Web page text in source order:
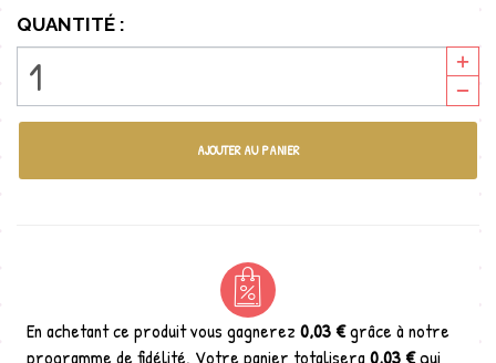
QUANTITÉ :
AJOUTER AU PANIER
En achetant ce produit vous gagnerez 0,03 €grâce à notre
programme de fidélité. Votre panier totalisera 0,03 €qui